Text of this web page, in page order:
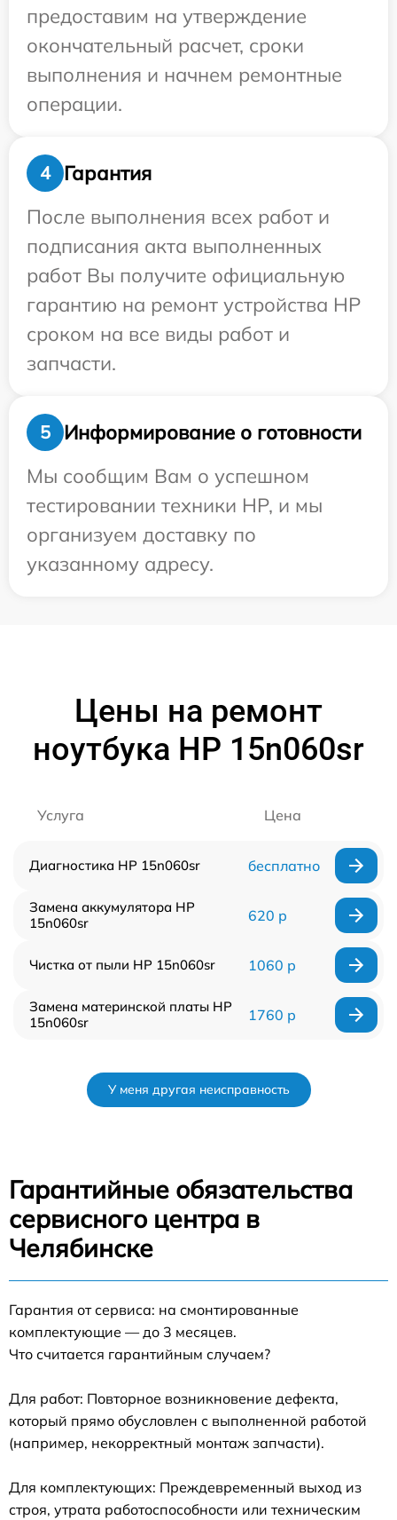
предоставим на утверждение
окончательный расчет, сроки
выполнения и начнем ремонтные
операции.
4
Гарантия
После выполнения всех работ и
подписания акта выполненных
работ Вы получите официальную
гарантию на ремонт устройства HP
сроком на все виды работ и
запчасти.
5
Информирование о готовности
Мы сообщим Вам о успешном
тестировании техники HP, и мы
организуем доставку по
указанному адресу.
Цены на ремонт
ноутбука HP 15n060sr
Услуга Цена
Диагностика HP 15n060sr бесплатно
Замена аккумулятора HP
15n060sr
620 р
Чистка от пыли HP 15n060sr 1060 р
Замена материнской платы HP
15n060sr
1760 р
У меня другая неисправность
Гарантийные обязательства
сервисного центра в
Челябинске
Гарантия от сервиса: на смонтированные
комплектующие — до 3 месяцев.
Что считается гарантийным случаем?
Для работ: Повторное возникновение дефекта,
который прямо обусловлен с выполненной работой
(например, некорректный монтаж запчасти).
Для комплектующих: Преждевременный выход из
строя, утрата работоспособности или техническим